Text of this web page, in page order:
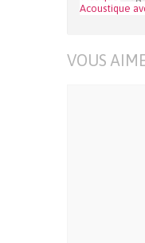
Acoustique
VOUS